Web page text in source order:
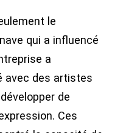
le
qui a influencé
a
avec des artistes
de
Ces